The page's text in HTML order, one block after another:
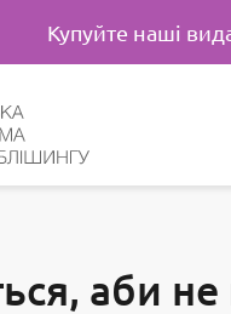
Купуйте наші
аби